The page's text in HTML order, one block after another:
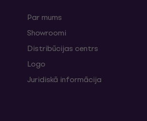
Par mums
Showroomi
Distribūcijas centrs
Logo
Juridiskā informācija